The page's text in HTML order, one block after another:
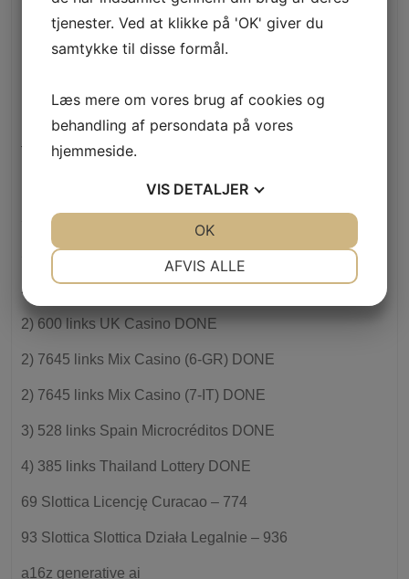
1) 2000 links Thailand เว็บซื้อหวย (DONE)
1) 550 links English whole melts DONE
10 Euro Slottica Casino Bonus Best Casino Online 2019
– 177
15 Best Forex Brokers for 2026
2) 550 links English Frt trigger DONE
2) 550 links UK Casino (DONE)
2) 600 links UK Casino DONE
2) 7645 links Mix Casino (6-GR) DONE
2) 7645 links Mix Casino (7-IT) DONE
3) 528 links Spain Microcréditos DONE
4) 385 links Thailand Lottery DONE
69 Slottica Licencję Curacao – 774
93 Slottica Slottica Działa Legalnie – 936
a16z generative ai
tjenester. Ved at klikke på 'OK' giver du
samtykke til disse formål.
Læs mere om vores brug af cookies og
behandling af persondata på vores
hjemmeside.
VIS DETALJER
MARKETING
AFVIS ALLE
OK